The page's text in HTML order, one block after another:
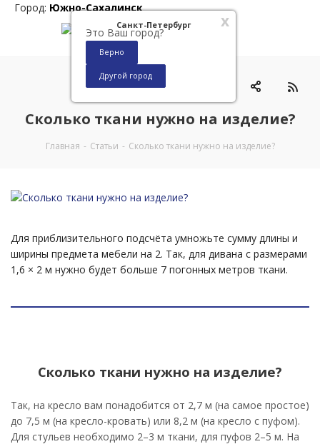
x
Санкт-Петербург
Это Ваш город?
Верно
Другой город
Город: Южно-Сахалинск
0
Сколько ткани нужно на изделие?
Главная - Статьи - Сколько ткани нужно на изделие?
Для приблизительного подсчёта умножьте сумму длины и
ширины предмета мебели на 2. Так, для дивана с размерами
1,6 × 2 м нужно будет больше 7 погонных метров ткани.
Сколько ткани нужно на изделие?
Так, на кресло вам понадобится от 2,7 м (на самое простое)
до 7,5 м (на кресло-кровать) или 8,2 м (на кресло с пуфом).
Для стульев необходимо 2–3 м ткани, для пуфов 2–5 м. На